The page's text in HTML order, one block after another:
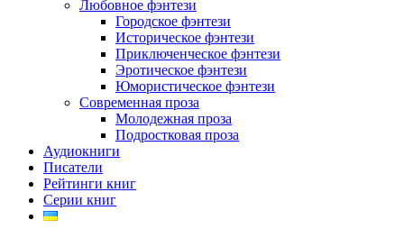
Любовное фэнтези
Городское фэнтези
Историческое фэнтези
Приключенческое фэнтези
Эротическое фэнтези
Юмористическое фэнтези
Современная проза
Молодежная проза
Подростковая проза
Аудиокниги
Писатели
Рейтинги книг
Серии книг